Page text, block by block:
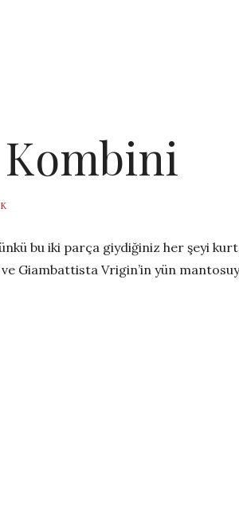
bu iki parça giydiğiniz her şeyi
ve Giambattista Vrigin’in yün